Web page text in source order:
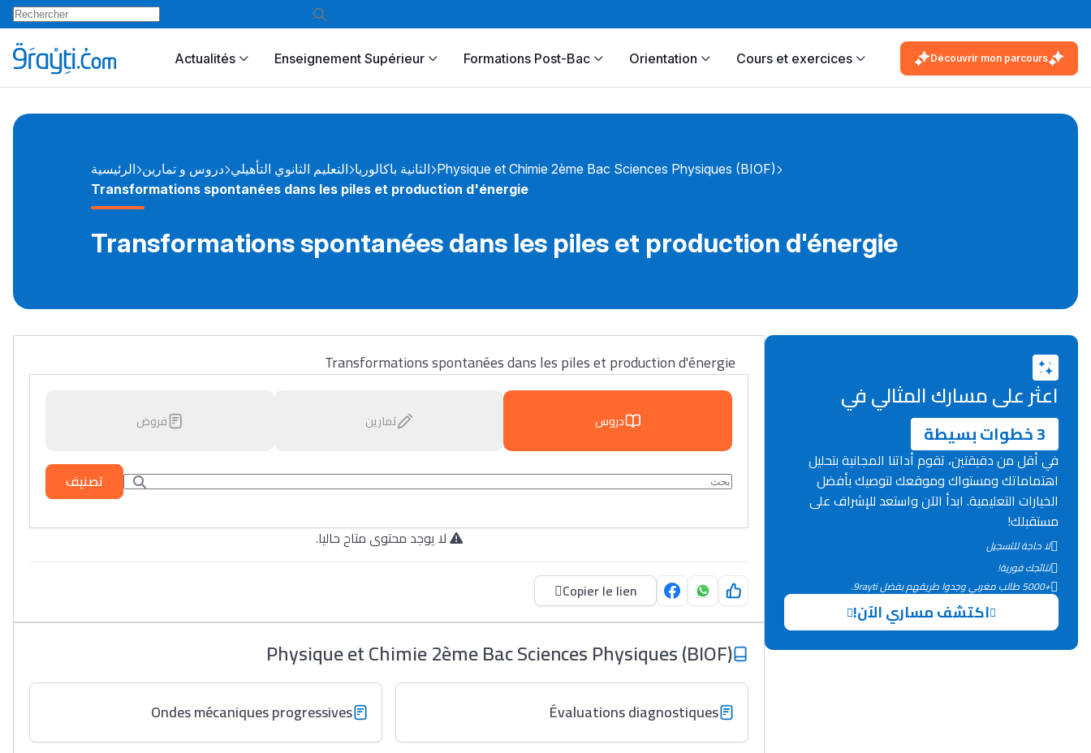
Actualités Enseignement Supérieur Formations Post-Bac Orientation Cours et exercices Découvrir mon parcours
الرئيسية دروس و تمارين التعليم الثانوي التأهيلي الثانية باكالوريا Physique et Chimie 2ème Bac Sciences Physiques (BIOF)
Transformations spontanées dans les piles et production d'énergie
Transformations spontanées dans les piles et production d'énergie
Transformations spontanées dans les piles et production d'énergie
دروس تمارين فروض
تصنيف
لا يوجد محتوى متاح حاليا.
Copier le lien
Physique et Chimie 2ème Bac Sciences Physiques (BIOF)
Évaluations diagnostiques
Ondes mécaniques progressives
اعثر على مسارك المثالي في
3 خطوات بسيطة
في أقل من دقيقتين، تقوم أداتنا المجانية بتحليل
اهتماماتك ومستواك وموقعك لتوصيك بأفضل
الخيارات التعليمية. ابدأ الآن واستعد للإشراف على
مستقبلك!
لا حاجة للتسجيل
نتائجك فورية!
+5000 طالب مغربي وجدوا طريقهم بفضل 9rayti.
اكتشف مساري الآن!